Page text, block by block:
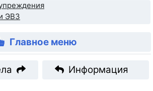
ЭВЗ
Главное меню
Информация